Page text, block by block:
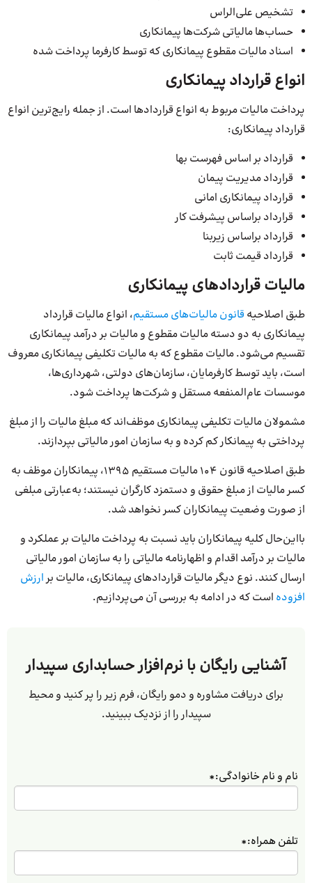
تشخیص علی‌الراس
حساب‌ها مالیاتی شرکت‌ها پیمانکاری
اسناد مالیات مقطوع پیمانکاری که توسط کارفرما پرداخت شده
انواع قرارداد پیمانکاری
پرداخت مالیات مربوط به انواع قراردادها است. از جمله رایج‌ترین انواع
قرارداد پیمانکاری:
قرارداد بر اساس فهرست بها
قرارداد مدیریت پیمان
قرارداد پیمانکاری امانی
قرارداد براساس پیشرفت کار
قرارداد براساس زیربنا
قرارداد قیمت ثابت
مالیات قراردادهای پیمانکاری
طبق اصلاحیه قانون مالیات‌های مستقیم، انواع مالیات قرارداد
پیمانکاری به دو دسته مالیات مقطوع و مالیات بر درآمد پیمانکاری
تقسیم می‌شود. مالیات مقطوع که به مالیات تکلیفی پیمانکاری معروف
است، باید توسط کارفرمایان، سازمان‌های دولتی، شهرداری‌ها،
موسسات عام‌المنفعه مستقل و شرکت‌ها پرداخت شود.
مشمولان مالیات تکلیفی پیمانکاری موظف‌اند که مبلغ مالیات را از مبلغ
پرداختی به پیمانکار کم کرده و به سازمان امور مالیاتی بپردازند.
طبق اصلاحیه قانون ۱۰۴ مالیات مستقیم ۱۳۹۵، پیمانکاران موظف به
کسر مالیات از مبلغ حقوق و دستمزد کارگران نیستند؛ به‌عبارتی مبلغی
از صورت وضعیت پیمانکاران کسر نخواهد شد.
بااین‌حال کلیه پیمانکاران باید نسبت به پرداخت مالیات بر عملکرد و
مالیات بر درآمد اقدام و اظهارنامه مالیاتی را به سازمان امور مالیاتی
ارسال کنند. نوع دیگر مالیات قراردادهای پیمانکاری، مالیات برارزش
افزوده است که در ادامه به بررسی آن می‌پردازیم.
آشنایی رایگان با نرم‌افزار حسابداری سپیدار
برای دریافت مشاوره و دمو رایگان، فرم زیر را پر کنید و محیط
سپیدار را از نزدیک ببینید.
نام و نام خانوادگی:*
تلفن همراه:*